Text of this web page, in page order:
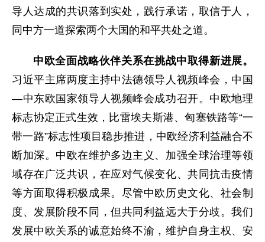
导人达成的共识落到实处，践行承诺，取信于人，
同中方一道探索两个大国的和平共处之道。
中欧全面战略伙伴关系在挑战中取得新进展。
习近平主席两度主持中法德领导人视频峰会，中国
—中东欧国家领导人视频峰会成功召开。中欧地理
标志协定正式生效，比雷埃夫斯港、匈塞铁路等“一
带一路”标志性项目稳步推进，中欧经济利益融合不
断加深。中欧在维护多边主义、加强全球治理等领
域存在广泛共识，在应对气候变化、共同抗击疫情
等方面取得积极成果。尽管中欧历史文化、社会制
度、发展阶段不同，但共同利益远大于分歧。我们
发展中欧关系的诚意始终不渝，维护自身主权、安